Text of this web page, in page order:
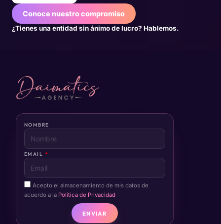
Conoce nuestro compromiso
¿Tienes una entidad sin ánimo de lucro? Hablemos.
NOMBRE
EMAIL
Acepto el almacenamiento de mis datos de
acuerdo a la Política de Privacidad
ENVIAR